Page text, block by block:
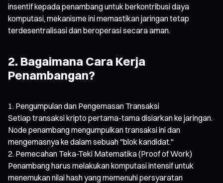
insentif kepada penambang untuk berkontribusi daya
komputasi, mekanisme ini memastikan jaringan tetap
terdesentralisasi dan beroperasi secara aman.
2. Bagaimana Cara Kerja
Penambangan?
Pengumpulan dan Pengemasan Transaksi
Setiap transaksi kripto pertama-tama disiarkan ke jaringan.
Node penambang mengumpulkan transaksi ini dan
mengemasnya ke dalam sebuah "blok kandidat."
Pemecahan Teka-Teki Matematika (Proof of Work)
Penambang harus melakukan komputasi intensif untuk
menemukan nilai hash yang memenuhi persyaratan